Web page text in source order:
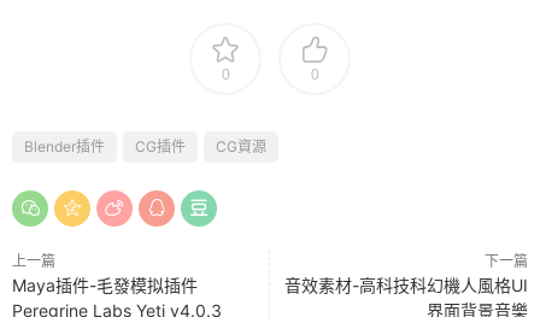
0 0
Blender插件 CG插件 CG資源
上一篇
Maya插件-毛發模拟插件
Peregrine Labs Yeti v4.0.3
下一篇
音效素材-高科技科幻機人風格UI
界面背景音樂